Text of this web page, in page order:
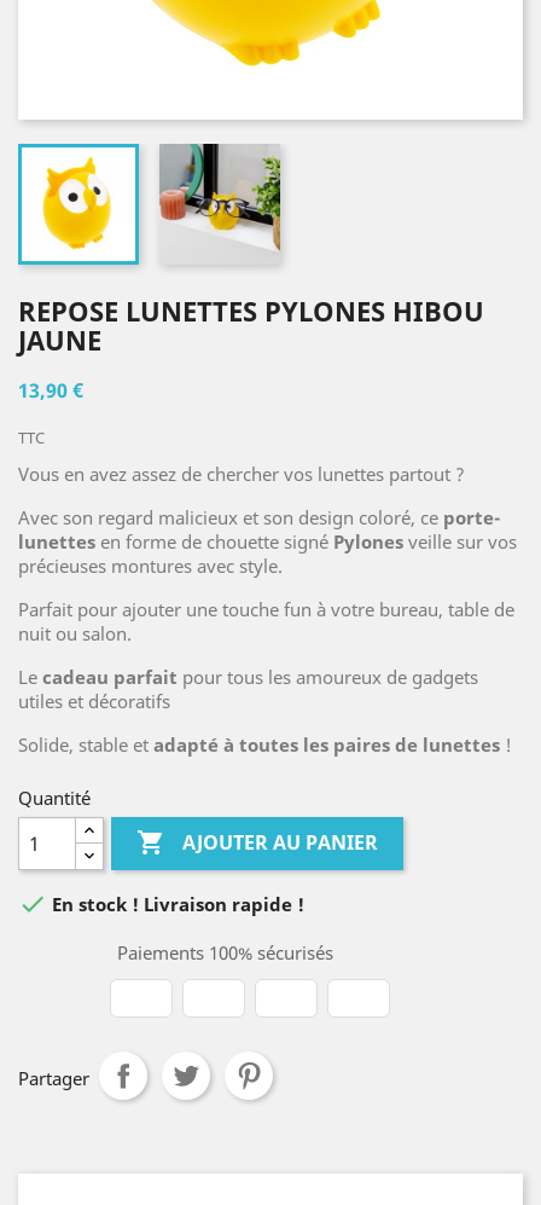
REPOSE LUNETTES PYLONES HIBOU
JAUNE
13,90 €
TTC
Vous en avez assez de chercher vos lunettes partout ?
Avec son regard malicieux et son design coloré, ce porte-
lunettes en forme de chouette signé Pylones veille sur vos
précieuses montures avec style.
Parfait pour ajouter une touche fun à votre bureau, table de
nuit ou salon.
Le cadeau parfait pour tous les amoureux de gadgets
utiles et décoratifs
Solide, stable et adapté à toutes les paires de lunettes !
Quantité
 AJOUTER AU PANIER
 En stock ! Livraison rapide !
Paiements 100% sécurisés
Partager